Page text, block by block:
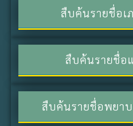
สืบค้นรายชื่อเ
สืบค้นรายชื่อ
สืบค้นรายชื่อพยา